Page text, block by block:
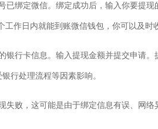
绑定微信。绑定成功后，输入你要提现
作日内就能到账微信钱包，你可以及时
银行卡信息。输入提现金额并提交申请。
行处理流程等因素影响。
失败，这可能是由于绑定信息有误、网络